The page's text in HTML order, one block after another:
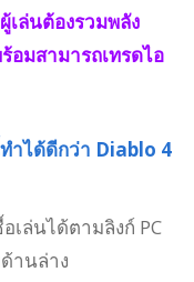
เล่นต้องรวมพลัง
อมสามารถเทรดไอ
ทำได้ดีกว่า Diablo 4
เล่นได้ตามลิงก์ PC
านล่าง